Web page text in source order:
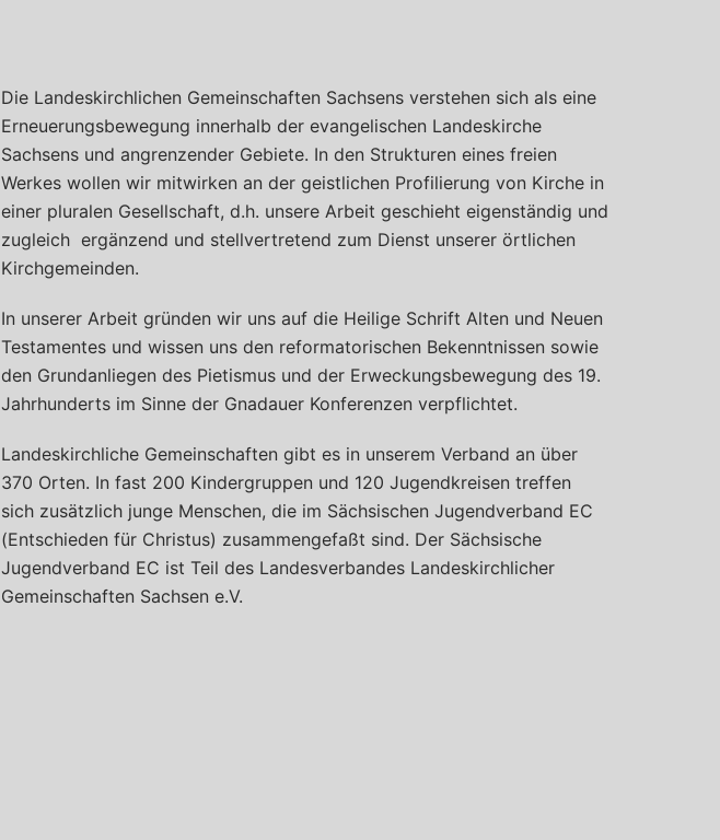
Die Landeskirchlichen Gemeinschaften Sachsens verstehen sich als eine
Erneuerungsbewegung innerhalb der evangelischen Landeskirche
Sachsens und angrenzender Gebiete. In den Strukturen eines freien
Werkes wollen wir mitwirken an der geistlichen Profilierung von Kirche in
einer pluralen Gesellschaft, d.h. unsere Arbeit geschieht eigenständig und
zugleich ergänzend und stellvertretend zum Dienst unserer örtlichen
Kirchgemeinden.
In unserer Arbeit gründen wir uns auf die Heilige Schrift Alten und Neuen
Testamentes und wissen uns den reformatorischen Bekenntnissen sowie
den Grundanliegen des Pietismus und der Erweckungsbewegung des 19.
Jahrhunderts im Sinne der Gnadauer Konferenzen verpflichtet.
Landeskirchliche Gemeinschaften gibt es in unserem Verband an über
370 Orten. In fast 200 Kindergruppen und 120 Jugendkreisen treffen
sich zusätzlich junge Menschen, die im Sächsischen Jugendverband EC
(Entschieden für Christus) zusammengefaßt sind. Der Sächsische
Jugendverband EC ist Teil des Landesverbandes Landeskirchlicher
Gemeinschaften Sachsen e.V.